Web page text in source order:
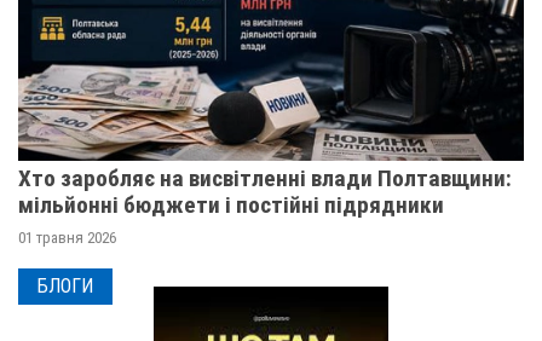
Хто заробляє на висвітленні влади Полтавщини:
мільйонні бюджети і постійні підрядники
01 травня 2026
БЛОГИ